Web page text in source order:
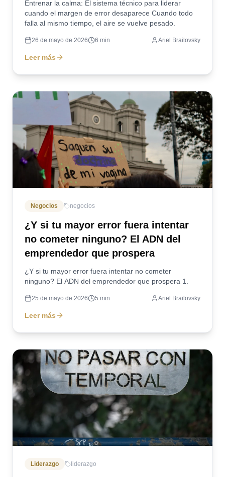
Entrenar la calma: El sistema técnico para liderar
cuando el margen de error desaparece Cuando todo
falla al mismo tiempo, el aire se vuelve pesado.
26 de mayo de 2026 6 min Ariel Brailovsky
Leer más
Negocios negocios
¿Y si tu mayor error fuera intentar
no cometer ninguno? El ADN del
emprendedor que prospera
¿Y si tu mayor error fuera intentar no cometer
ninguno? El ADN del emprendedor que prospera 1.
25 de mayo de 2026 5 min Ariel Brailovsky
Leer más
Liderazgo liderazgo